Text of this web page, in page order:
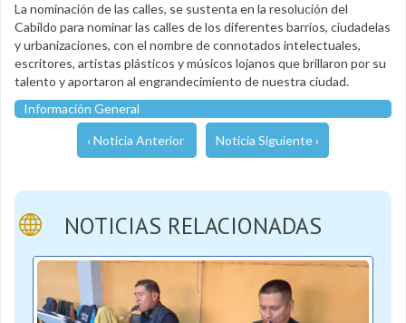
La nominación de las calles, se sustenta en la resolución del
Cabildo para nominar las calles de los diferentes barrios, ciudadelas
y urbanizaciones, con el nombre de connotados intelectuales,
escritores, artistas plásticos y músicos lojanos que brillaron por su
talento y aportaron al engrandecimiento de nuestra ciudad.
Información General
‹ Noticia Anterior Noticia Siguiente ›
NOTICIAS RELACIONADAS